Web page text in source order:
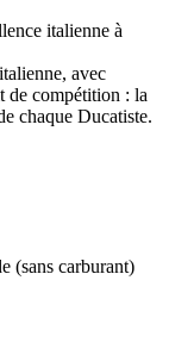
italienne à
avec
de compétition : la
chaque Ducatiste.
(sans carburant)